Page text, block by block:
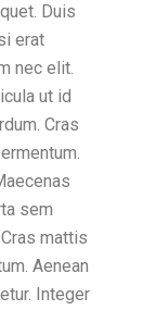
Duis
erat
nec elit.
ut id
Cras
sem
mattis
Aenean
Integer